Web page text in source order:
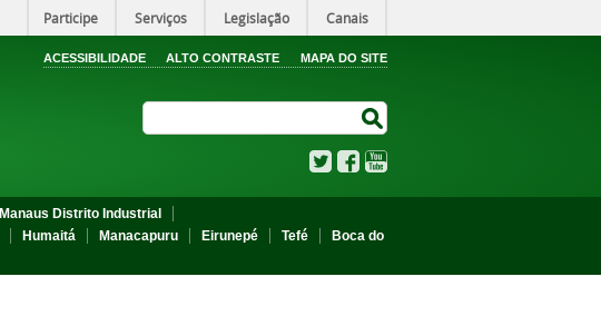
Participe Serviços Legislação Canais
ACESSIBILIDADE ALTO CONTRASTE MAPA DO SITE
TwitterFacebook
Manaus Distrito Industrial
Humaitá Manacapuru Eirunepé Tefé
Boca do